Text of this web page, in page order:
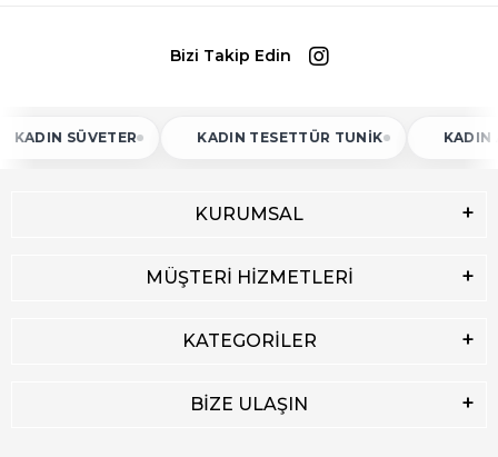
Bizi Takip Edin
SÜVETER KADIN TESETTÜR TUNIK KADIN ATLET
KURUMSAL
MÜŞTERİ HİZMETLERİ
KATEGORİLER
BİZE ULAŞIN